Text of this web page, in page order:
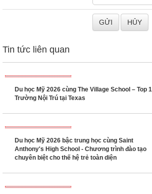
Tin tức liên quan
Du học Mỹ 2026 cùng The Village School – Top 1
Trường Nội Trú tại Texas
Du học Mỹ 2026 bậc trung học cùng Saint
Anthony's High School - Chương trình đào tạo
chuyên biệt cho thế hệ trẻ toàn diện